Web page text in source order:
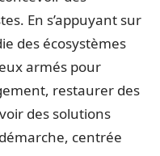
En s’appuyant sur
des écosystèmes
armés pour
restaurer des
des solutions
centrée